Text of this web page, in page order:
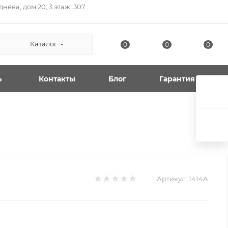
дом 20, 3 этаж, 307
Каталог 0 0 0
Контакты Блог Гарантия
Артикул: 1414A